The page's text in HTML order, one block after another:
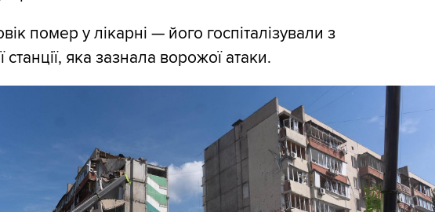
помер у лікарні — його госпіталізували з
станції, яка зазнала ворожої атаки.